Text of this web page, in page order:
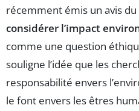
récemment émis un avis
considérer l’impact
comme une question
souligne l’idée que les
responsabilité envers
le font envers les êtres